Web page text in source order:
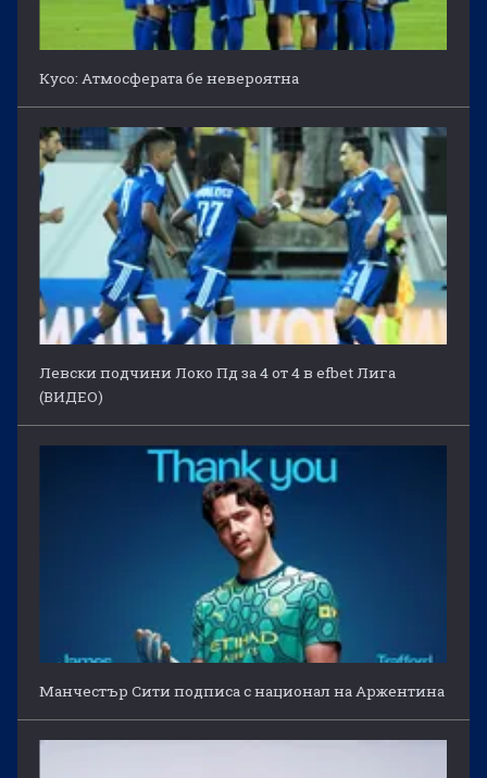
Кусо: Атмосферата бе невероятна
Левски подчини Локо Пд за 4 от 4 в efbet Лига
(ВИДЕО)
Манчестър Сити подписа с национал на Аржентина